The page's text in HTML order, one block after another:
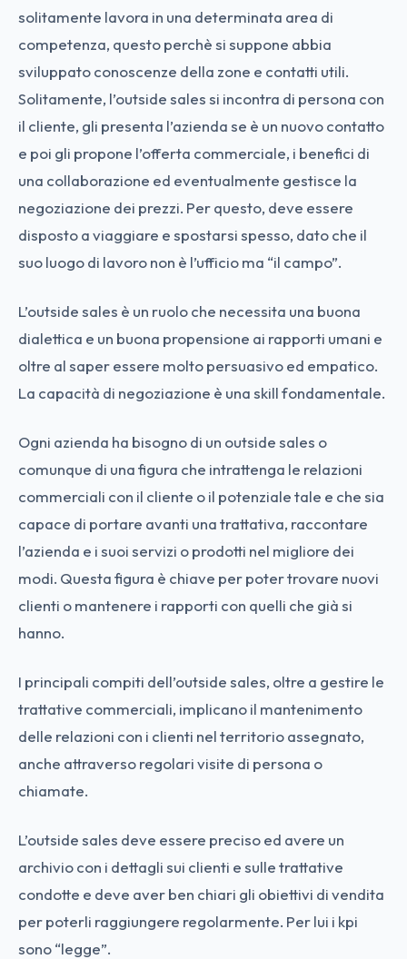
solitamente lavora in una determinata area di
competenza, questo perchè si suppone abbia
sviluppato conoscenze della zone e contatti utili.
Solitamente, l’outside sales si incontra di persona con
il cliente, gli presenta l’azienda se è un nuovo contatto
e poi gli propone l’offerta commerciale, i benefici di
una collaborazione ed eventualmente gestisce la
negoziazione dei prezzi. Per questo, deve essere
disposto a viaggiare e spostarsi spesso, dato che il
suo luogo di lavoro non è l’ufficio ma “il campo”.
L’outside sales è un ruolo che necessita una buona
dialettica e un buona propensione ai rapporti umani e
oltre al saper essere molto persuasivo ed empatico.
La capacità di negoziazione è una skill fondamentale.
Ogni azienda ha bisogno di un outside sales o
comunque di una figura che intrattenga le relazioni
commerciali con il cliente o il potenziale tale e che sia
capace di portare avanti una trattativa, raccontare
l’azienda e i suoi servizi o prodotti nel migliore dei
modi. Questa figura è chiave per poter trovare nuovi
clienti o mantenere i rapporti con quelli che già si
hanno.
I principali compiti dell’outside sales, oltre a gestire le
trattative commerciali, implicano il mantenimento
delle relazioni con i clienti nel territorio assegnato,
anche attraverso regolari visite di persona o
chiamate.
L’outside sales deve essere preciso ed avere un
archivio con i dettagli sui clienti e sulle trattative
condotte e deve aver ben chiari gli obiettivi di vendita
per poterli raggiungere regolarmente. Per lui i kpi
sono “legge”.